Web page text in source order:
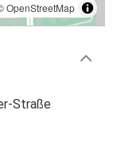
OpenStreetMap
Straße